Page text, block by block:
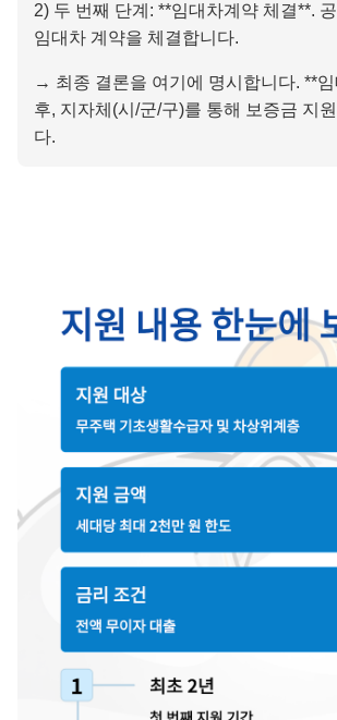
2) 두 번째 단계: **임대차계약 체결**.
임대차 계약을 체결합니다.
→ 최종 결론을 여기에 명시합니다. **
후, 지자체(시/군/구)를 통해 보증금 지
다.